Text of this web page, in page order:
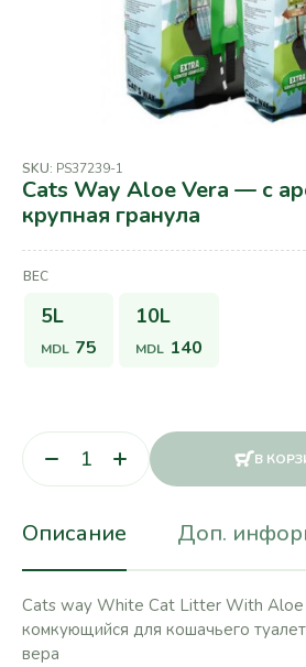
SKU: PS37239-1
Cats Way Aloe Vera — с
крупная гранула
ВЕС
5L
MDL 75
10L
MDL 140
В
Описание Доп.
Cats way White Cat Litter With Aloe
комкующийся для кошачьего
вера